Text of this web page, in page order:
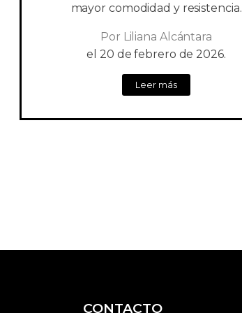
mayor comodidad y resistencia.
Por Liliana Alcántara
el 20 de febrero de 2026.
Leer más
CONTACTO